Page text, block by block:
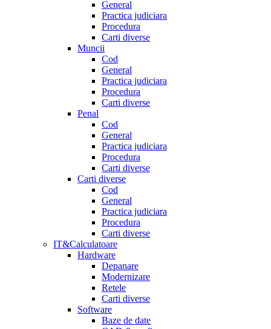
General
Practica judiciara
Procedura
Carti diverse
Muncii
Cod
General
Practica judiciara
Procedura
Carti diverse
Penal
Cod
General
Practica judiciara
Procedura
Carti diverse
Carti diverse
Cod
General
Practica judiciara
Procedura
Carti diverse
IT&Calculatoare
Hardware
Depanare
Modernizare
Retele
Carti diverse
Software
Baze de date